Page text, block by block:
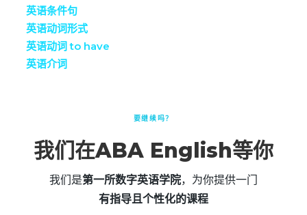
英语条件句
英语动词形式
英语动词 to have
英语介词
要继续吗？
我们在ABA English等你
我们是第一所数字英语学院，为你提供一门
有指导且个性化的课程